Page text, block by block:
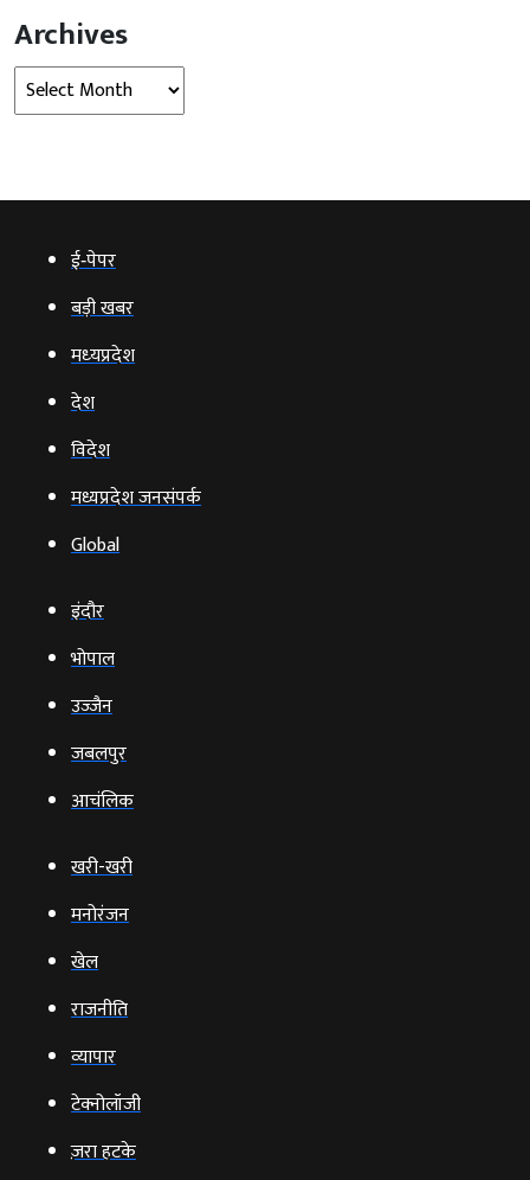
Archives
Archives
ई‑पेपर
बड़ी खबर
मध्‍यप्रदेश
देश
विदेश
मध्यप्रदेश जनसंपर्क
Global
इंदौर
भोपाल
उज्‍जैन
जबलपुर
आचंलिक
खरी-खरी
मनोरंजन
खेल
राजनीति
व्‍यापार
टेक्‍नोलॉजी
ज़रा हटके